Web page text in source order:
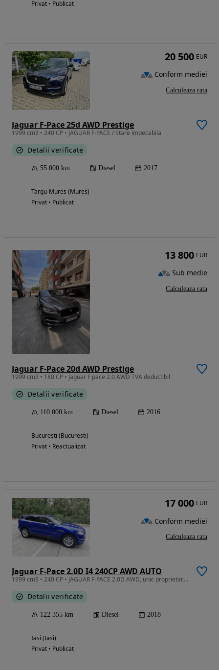
Privat • Publicat
Jaguar F-Pace 25d AWD Prestige
1999 cm3 • 240 CP • JAGUAR F-PACE / Stare impecabila
Detalii verificate
55 000 km Diesel 2017
Targu-Mures (Mures)
Privat • Publicat
20 500 EUR
Conform mediei
Calculeaza rata
Jaguar F-Pace 20d AWD Prestige
1999 cm3 • 180 CP • Jaguar F pace 2.0 AWD TVA deductibil
Detalii verificate
110 000 km Diesel 2016
Bucuresti (Bucuresti)
Privat • Reactualizat
13 800 EUR
Sub medie
Calculeaza rata
Jaguar F-Pace 2.0D I4 240CP AWD AUTO
1999 cm3 • 240 CP • JAGUAR F-PACE 2.0D AWD, unic proprietar, stare perfecta de functionare
Detalii verificate
122 355 km Diesel 2018
Iasi (Iasi)
Privat • Publicat
17 000 EUR
Conform mediei
Calculeaza rata